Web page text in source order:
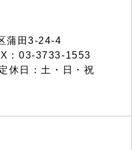
蒲田3-24-4
：03-3733-1553
休日：土・日・祝